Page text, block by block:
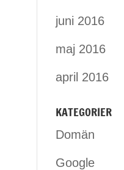
juni 2016
maj 2016
april 2016
KATEGORIER
Domän
Google